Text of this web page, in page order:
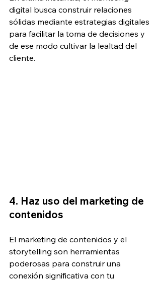
digital busca construir relaciones
sólidas mediante estrategias digitales
para facilitar la toma de decisiones y
de ese modo cultivar la lealtad del
cliente.
4. Haz uso del marketing de
contenidos
El marketing de contenidos y el
storytelling son herramientas
poderosas para construir una
conexión significativa con tu